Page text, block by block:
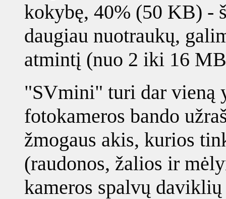
kokybę, 40% (50 KB) -
daugiau nuotraukų,
atmintį (nuo 2 iki 16
"SVmini" turi dar vieną
fotokameros bando
žmogaus akis, kurios
(raudonos, žalios ir
kameros spalvų